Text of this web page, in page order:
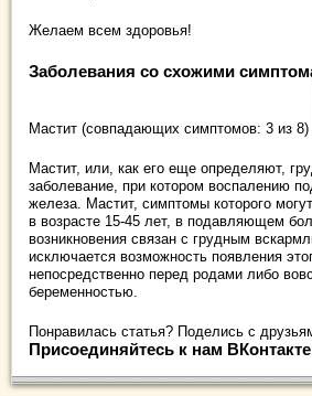
Желаем всем здоровья!
Заболевания со схожими
Мастит (совпадающих симптомов: 3 из 8)
Мастит, или, как его еще определяют,
заболевание, при котором воспалению
железа. Мастит, симптомы которого
в возрасте 15-45 лет, в подавляющем
возникновения связан с грудным
исключается возможность появления
непосредственно перед родами либо
беременностью.
Понравилась статья? Поделись с
Присоединяйтесь к нам